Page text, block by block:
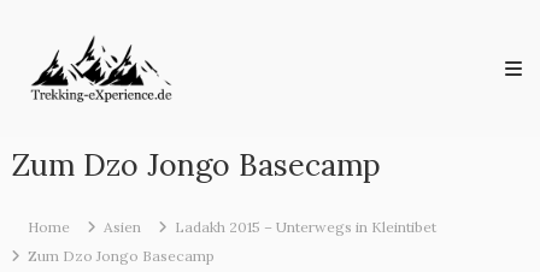
content
eXperience.de
Reiseberichte
aus
Welt
Zum Dzo Jongo Basecamp
Home Asien
Ladakh 2015 – Unterwegs in Kleintibet
Zum Dzo Jongo Basecamp